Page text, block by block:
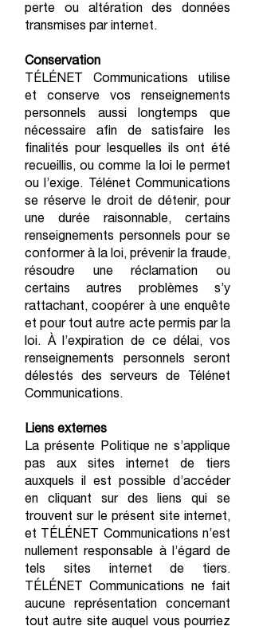
perte ou altération des données
transmises par internet.
Conservation
TÉLÉNET Communications utilise
et conserve vos renseignements
personnels aussi longtemps que
nécessaire afin de satisfaire les
finalités pour lesquelles ils ont été
recueillis, ou comme la loi le permet
ou l’exige. Télénet Communications
se réserve le droit de détenir, pour
une durée raisonnable, certains
renseignements personnels pour se
conformer à la loi, prévenir la fraude,
résoudre une réclamation ou
certains autres problèmes s’y
rattachant, coopérer à une enquête
et pour tout autre acte permis par la
loi. À l’expiration de ce délai, vos
renseignements personnels seront
délestés des serveurs de Télénet
Communications.
Liens externes
La présente Politique ne s’applique
pas aux sites internet de tiers
auxquels il est possible d’accéder
en cliquant sur des liens qui se
trouvent sur le présent site internet,
et TÉLÉNET Communications n’est
nullement responsable à l’égard de
tels sites internet de tiers.
TÉLÉNET Communications ne fait
aucune représentation concernant
tout autre site auquel vous pourriez